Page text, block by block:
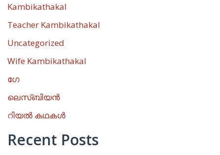
Kambikathakal
Teacher Kambikathakal
Uncategorized
Wife Kambikathakal
ഗേ
ലെസ്ബിയൻ
റിയൽ കഥകൾ
Recent Posts